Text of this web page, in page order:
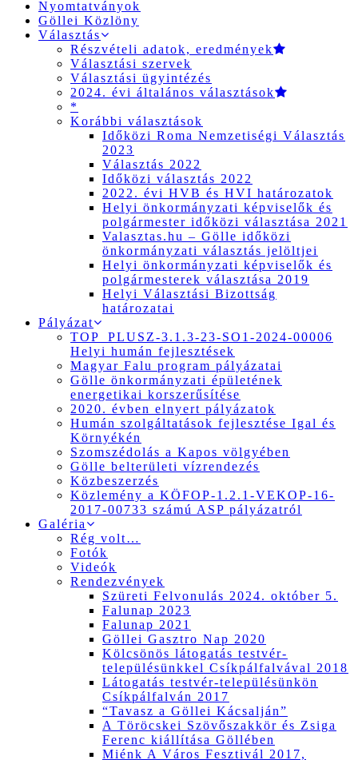
Nyomtatványok
Göllei Közlöny
Választás
Részvételi adatok, eredmények
Választási szervek
Választási ügyintézés
2024. évi általános választások
*
Korábbi választások
Időközi Roma Nemzetiségi Választás
2023
Választás 2022
Időközi választás 2022
2022. évi HVB és HVI határozatok
Helyi önkormányzati képviselők és
polgármester időközi választása 2021
Valasztas.hu – Gölle időközi
önkormányzati választás jelöltjei
Helyi önkormányzati képviselők és
polgármesterek választása 2019
Helyi Választási Bizottság
határozatai
Pályázat
TOP_PLUSZ-3.1.3-23-SO1-2024-00006
Helyi humán fejlesztések
Magyar Falu program pályázatai
Gölle önkormányzati épületének
energetikai korszerűsítése
2020. évben elnyert pályázatok
Humán szolgáltatások fejlesztése Igal és
Környékén
Szomszédolás a Kapos völgyében
Gölle belterületi vízrendezés
Közbeszerzés
Közlemény a KÖFOP-1.2.1-VEKOP-16-
2017-00733 számú ASP pályázatról
Galéria
Rég volt…
Fotók
Videók
Rendezvények
Szüreti Felvonulás 2024. október 5.
Falunap 2023
Falunap 2021
Göllei Gasztro Nap 2020
Kölcsönös látogatás testvér-
településünkkel Csíkpálfalvával 2018
Látogatás testvér-településünkön
Csíkpálfalván 2017
“Tavasz a Göllei Kácsalján”
A Töröcskei Szövőszakkör és Zsiga
Ferenc kiállítása Göllében
Miénk A Város Fesztivál 2017,